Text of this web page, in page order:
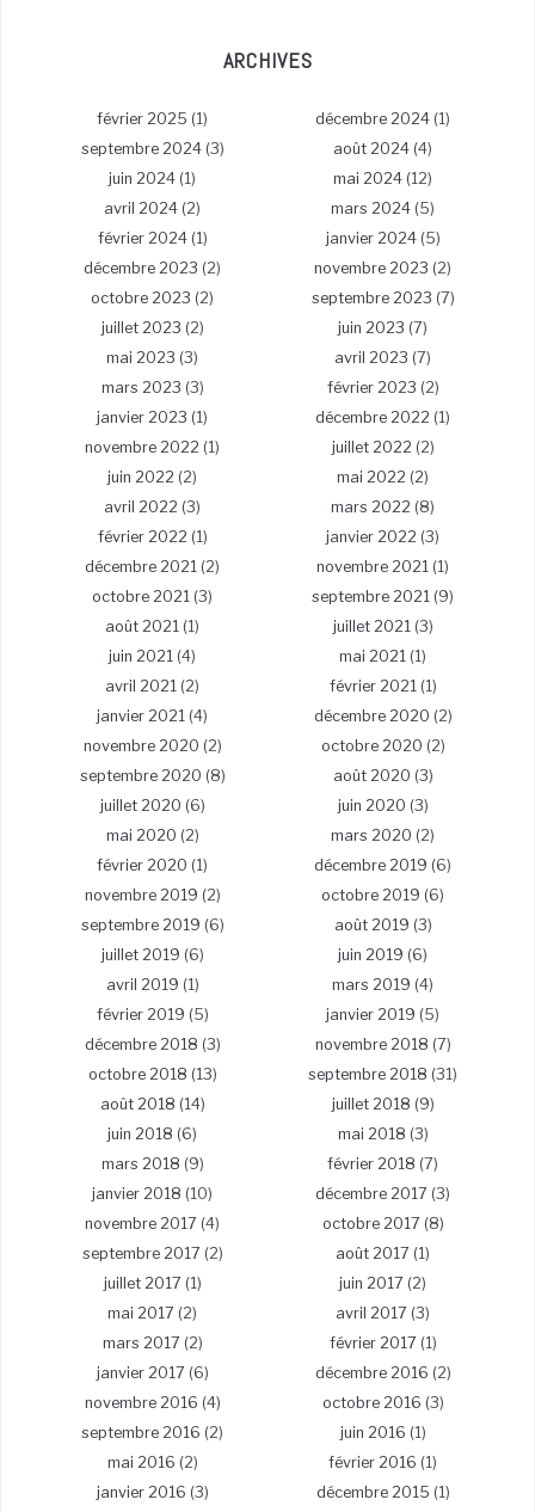
ARCHIVES
février 2025 (1) décembre 2024 (1)
septembre 2024(3) août 2024 (4)
juin 2024 (1) mai 2024 (12)
avril 2024 (2) mars 2024 (5)
février 2024(1) janvier 2024(5)
décembre 2023 (2) novembre 2023 (2)
octobre 2023 (2) septembre 2023 (7)
juillet 2023 (2) juin 2023 (7)
mai 2023 (3) avril 2023 (7)
mars 2023 (3) février 2023 (2)
janvier 2023 (1) décembre 2022 (1)
novembre 2022 (1) juillet 2022 (2)
juin 2022 (2) mai 2022 (2)
avril 2022 (3) mars 2022 (8)
février 2022 (1) janvier 2022 (3)
décembre 2021 (2) novembre 2021 (1)
octobre 2021 (3) septembre 2021 (9)
août 2021 (1) juillet 2021(3)
juin 2021 (4) mai 2021 (1)
avril 2021 (2) février 2021(1)
janvier 2021 (4) décembre 2020 (2)
novembre 2020 (2) octobre 2020 (2)
septembre 2020 (8) août 2020 (3)
juillet 2020 (6) juin 2020 (3)
mai 2020 (2) mars 2020 (2)
février 2020 (1) décembre 2019 (6)
novembre 2019 (2) octobre 2019 (6)
septembre 2019 (6) août 2019 (3)
juillet 2019 (6) juin 2019 (6)
avril 2019 (1) mars 2019 (4)
février 2019 (5) janvier 2019 (5)
décembre 2018 (3) novembre 2018 (7)
octobre 2018 (13) septembre 2018 (31)
août 2018 (14) juillet 2018 (9)
juin 2018 (6) mai 2018 (3)
mars 2018 (9) février 2018 (7)
janvier 2018 (10) décembre 2017 (3)
novembre 2017 (4) octobre 2017 (8)
septembre 2017 (2) août 2017 (1)
juillet 2017 (1) juin 2017 (2)
mai 2017 (2) avril 2017 (3)
mars 2017 (2) février 2017 (1)
janvier 2017 (6) décembre 2016 (2)
novembre 2016 (4) octobre 2016 (3)
septembre 2016 (2) juin 2016 (1)
mai 2016 (2) février 2016 (1)
janvier 2016 (3) décembre 2015 (1)